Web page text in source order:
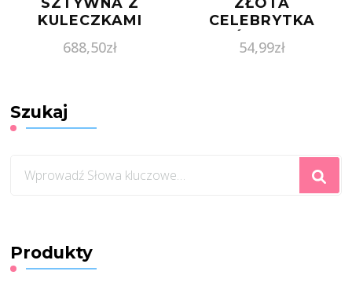
KULECZKAMI
688,50zł
CELEBRYTKA
54,99zł
Szukaj
czegoś?
Produkty